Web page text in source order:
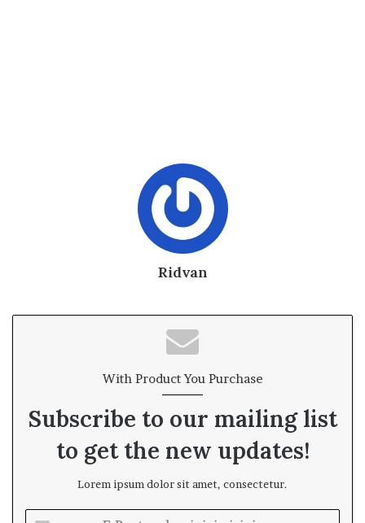
Ridvan
With Product You Purchase
Subscribe to our mailing list
to get the new updates!
Lorem ipsum dolor sit amet, consectetur.